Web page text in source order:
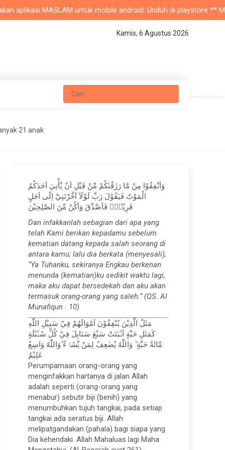
MASLAM untuk mobile android. Unduh di playstore **
Kamis, 6 Agustus 2026
21 anak
وَاَنْفِقُوْا مِنْ مَّا رَزَقْنٰكُمْ مِّنْ قَبْلِ اَنْ يَّأْتِيَ اَحَدَكُمُ
الْمَوْتُ فَيَقُوْلَ رَبِّ لَوْلَآ اَخَّرْتَنِيْٓ اِلٰٓى اَجَلٍ
قَرِيْبٍۚ فَاَصَّدَّقَ وَاَكُنْ مِّنَ الصّٰلِحِيْنَ
Dan infakkanlah sebagian dari apa yang
telah Kami berikan kepadamu sebelum
kematian datang kepada salah seorang di
antara kamu; lalu dia berkata (menyesali),
“Ya Tuhanku, sekiranya Engkau berkenan
menunda (kematian)ku sedikit waktu lagi,
maka aku dapat bersedekah dan aku akan
termasuk orang-orang yang saleh.” (QS. Al
Munafiqun : 10)
مَثَلُ الَّذِيْنَ يُنْفِقُوْنَ اَمْوَالَهُمْ فِيْ سَبِيْلِ اللّٰهِ
كَمَثَلِ حَبَّةٍ اَنْۢبَتَتْ سَبْعَ سَنَابِلَ فِيْ كُلِّ سُنْۢبُلَةٍ
مِّائَةُ حَبَّةٍ ۗ وَاللّٰهُ يُضٰعِفُ لِمَنْ يَّشَاۤءُ ۗوَاللّٰهُ وَاسِعٌ
عَلِيْمٌ
Perumpamaan orang-orang yang
menginfakkan hartanya di jalan Allah
adalah seperti (orang-orang yang
menabur) sebutir biji (benih) yang
menumbuhkan tujuh tangkai, pada setiap
tangkai ada seratus biji. Allah
melipatgandakan (pahala) bagi siapa yang
Dia kehendaki. Allah Mahaluas lagi Maha